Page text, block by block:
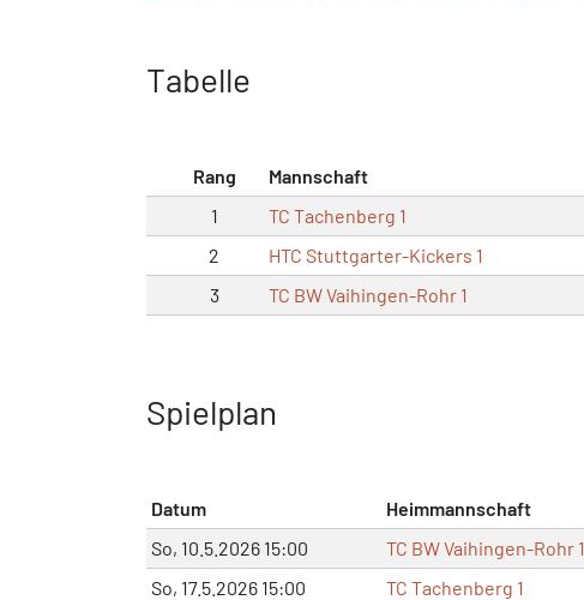
Tabelle
Rang Mannschaft
1
TC Tachenberg 1
2
HTC Stuttgarter-Kickers 1
3
TC BW Vaihingen-Rohr 1
Spielplan
Datum Heimmannschaft
So, 10.5.2026 15:00
TC BW Vaihingen-Rohr 1
So, 17.5.2026 15:00
TC Tachenberg 1